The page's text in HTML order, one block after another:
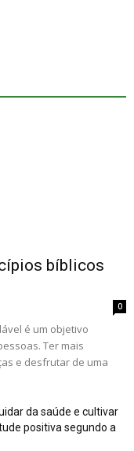
bíblicos
0
é um objetivo
Ter mais
e desfrutar de uma
da saúde e cultivar
positiva segundo a